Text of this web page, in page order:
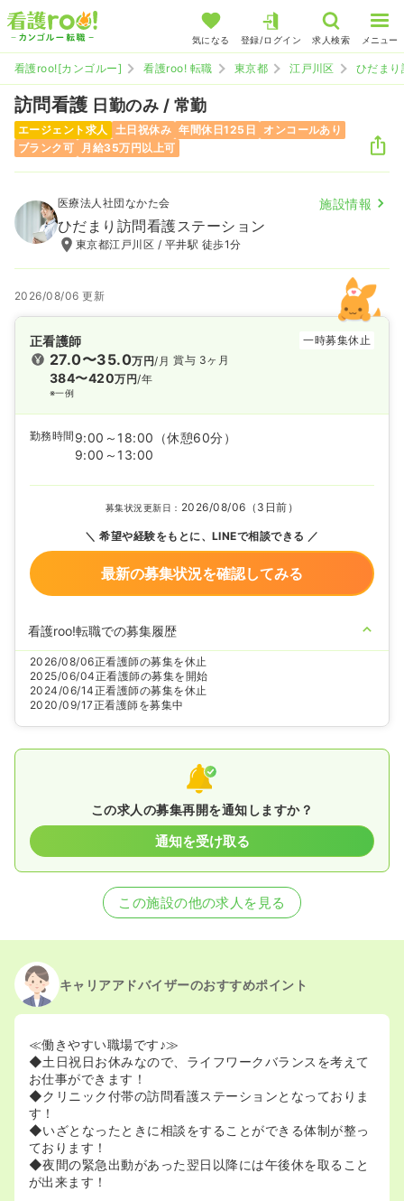
気になる 登録/ログイン 求人検索 メニュー
看護roo![カンゴルー] 看護roo! 転職 東京都 江戸川区 ひだま
訪問看護 日勤のみ / 常勤
エージェント求人 土日祝休み 年間休日125日
オンコールあり
ブランク可
月給35万円以上可
医療法人社団なかた会 施設情報
ひだまり訪問看護ステーション
東京都江戸川区 / 平井駅 徒歩1分
2026/08/06 更新
正看護師 一時募集休止
27.0〜35.0万円/月
384〜420万円/年
※一例
賞与 3ヶ月
勤務時間 9:00～18:00
（休憩60分）
9:00～13:00
募集状況更新日： 2026/08/06（3日前）
希望や経験をもとに、LINEで相談できる
最新の募集状況を確認してみる
看護roo!転職での募集履歴
2026/08/06正看護師の募集を休止
2025/06/04正看護師の募集を開始
2024/06/14正看護師の募集を休止
2020/09/17正看護師を募集中
この求人の募集再開を通知しますか？
通知を受け取る
この施設の他の求人を見る
キャリアアドバイザーのおすすめポイント
≪働きやすい職場です♪≫
◆土日祝日お休みなので、ライフワークバランスを考えて
お仕事ができます！
◆クリニック付帯の訪問看護ステーションとなっておりま
す！
◆いざとなったときに相談をすることができる体制が整っ
ております！
◆夜間の緊急出動があった翌日以降には午後休を取ること
が出来ます！